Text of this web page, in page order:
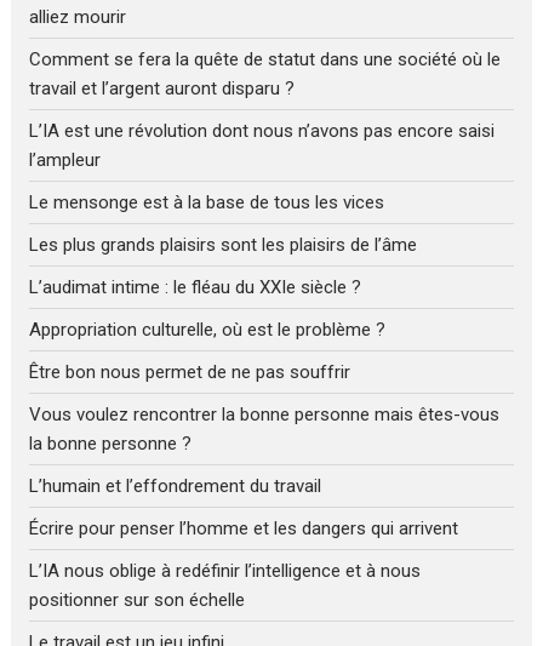
alliez mourir
Comment se fera la quête de statut dans une société où le
travail et l’argent auront disparu ?
L’IA est une révolution dont nous n’avons pas encore saisi
l’ampleur
Le mensonge est à la base de tous les vices
Les plus grands plaisirs sont les plaisirs de l’âme
L’audimat intime : le fléau du XXIe siècle ?
Appropriation culturelle, où est le problème ?
Être bon nous permet de ne pas souffrir
Vous voulez rencontrer la bonne personne mais êtes-vous
la bonne personne ?
L’humain et l’effondrement du travail
Écrire pour penser l’homme et les dangers qui arrivent
L’IA nous oblige à redéfinir l’intelligence et à nous
positionner sur son échelle